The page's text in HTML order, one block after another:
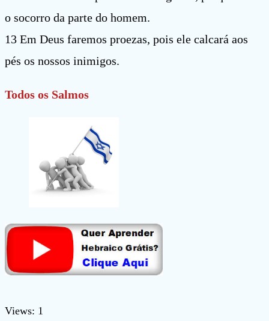
o socorro da parte do homem.
13 Em Deus faremos proezas, pois ele calcará aos
pés os nossos inimigos.
Todos os Salmos
Views: 1